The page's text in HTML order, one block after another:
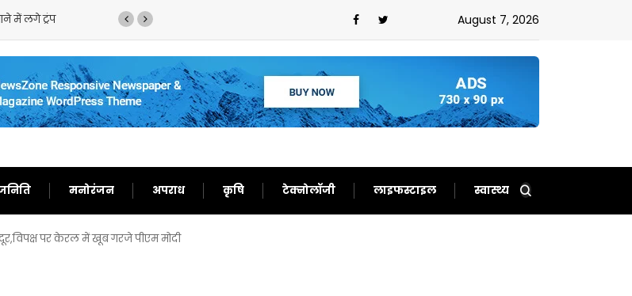
ट्रंप का फिर से बेतुका बयान,ईरान को बता दिया बेचारा August 7, 2026
मनोरंजन अपराध कृषि टेक्नोलॉजी लाइफस्टाइल स्वास्थ्य
पर केरल में खूब गरजे पीएम मोदी